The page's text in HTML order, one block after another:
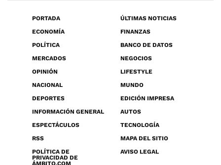
PORTADA
ÚLTIMAS NOTICIAS
ECONOMÍA
FINANZAS
POLÍTICA
BANCO DE DATOS
MERCADOS
NEGOCIOS
OPINIÓN
LIFESTYLE
NACIONAL
MUNDO
DEPORTES
EDICIÓN IMPRESA
INFORMACIÓN GENERAL
AUTOS
ESPECTÁCULOS
TECNOLOGÍA
RSS
MAPA DEL SITIO
POLÍTICA DE
PRIVACIDAD DE
AVISO LEGAL